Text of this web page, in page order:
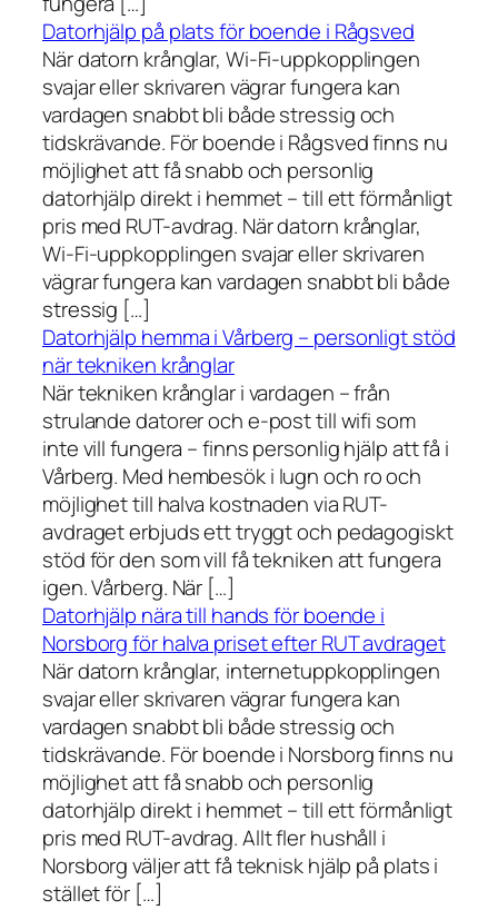
Datorhjälp på plats för boende i Rågsved
När datorn krånglar, Wi-Fi-uppkopplingen
svajar eller skrivaren vägrar fungera kan
vardagen snabbt bli både stressig och
tidskrävande. För boende i Rågsved finns nu
möjlighet att få snabb och personlig
datorhjälp direkt i hemmet – till ett förmånligt
pris med RUT-avdrag. När datorn krånglar,
Wi-Fi-uppkopplingen svajar eller skrivaren
vägrar fungera kan vardagen snabbt bli både
stressig […]
Datorhjälp hemma i Vårberg – personligt stöd
när tekniken krånglar
När tekniken krånglar i vardagen – från
strulande datorer och e-post till wifi som
inte vill fungera – finns personlig hjälp att få i
Vårberg. Med hembesök i lugn och ro och
möjlighet till halva kostnaden via RUT-
avdraget erbjuds ett tryggt och pedagogiskt
stöd för den som vill få tekniken att fungera
igen. Vårberg. När […]
Datorhjälp nära till hands för boende i
Norsborg för halva priset efter RUT avdraget
När datorn krånglar, internetuppkopplingen
svajar eller skrivaren vägrar fungera kan
vardagen snabbt bli både stressig och
tidskrävande. För boende i Norsborg finns nu
möjlighet att få snabb och personlig
datorhjälp direkt i hemmet – till ett förmånligt
pris med RUT-avdrag. Allt fler hushåll i
Norsborg väljer att få teknisk hjälp på plats i
stället för […]